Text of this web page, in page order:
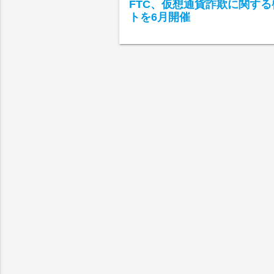
FTC、仮想通貨詐欺に関す
トを6月開催